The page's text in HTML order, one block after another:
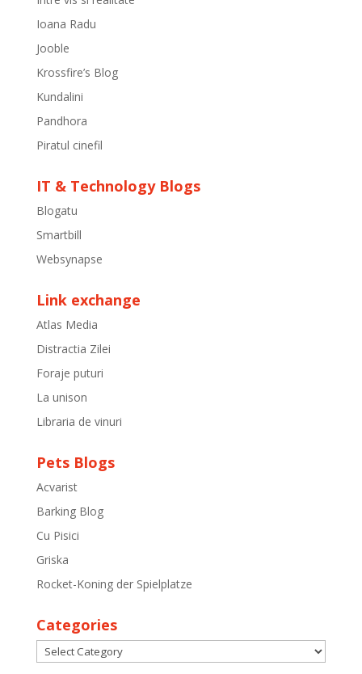
Ioana Radu
Jooble
Krossfire’s Blog
Kundalini
Pandhora
Piratul cinefil
IT & Technology Blogs
Blogatu
Smartbill
Websynapse
Link exchange
Atlas Media
Distractia Zilei
Foraje puturi
La unison
Libraria de vinuri
Pets Blogs
Acvarist
Barking Blog
Cu Pisici
Griska
Rocket-Koning der Spielplatze
Categories
Categories